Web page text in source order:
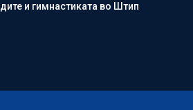
и гимнастиката во Штип